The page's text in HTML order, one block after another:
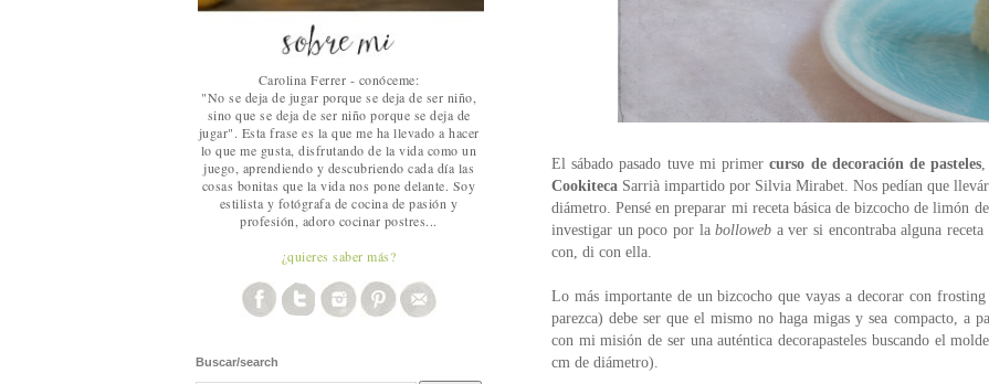
El sábado pasado tuve mi primercurso de decoración de pasteles
Cookiteca Sarrià impartido por Silvia Mirabet. Nos pedían que
diámetro. Pensé en preparar mi receta básica de bizcocho de limón
investigar un poco por labolloweb a ver si encontraba alguna
con, di con ella.
Lo más importante de un bizcocho que vayas a decorar con
parezca) debe ser que el mismo no haga migas y sea compacto, a
con mi misión de ser una auténtica decorapasteles buscando el
cm de diámetro).
Carolina Ferrer - conóceme:
"No se deja de jugar porque se deja de ser niño,
sino que se deja de ser niño porque se deja de
jugar". Esta frase es la que me ha llevado a hacer
lo que me gusta, disfrutando de la vida como un
juego, aprendiendo y descubriendo cada día las
cosas bonitas que la vida nos pone delante. Soy
estilista y fotógrafa de cocina de pasión y
profesión, adoro cocinar postres...
¿quieres saber más?
Buscar/search